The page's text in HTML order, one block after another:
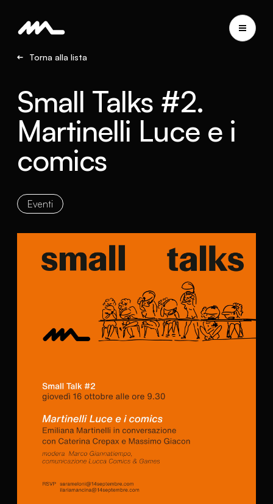
Torna alla lista
Small Talks #2.
Martinelli Luce e i
comics
Eventi